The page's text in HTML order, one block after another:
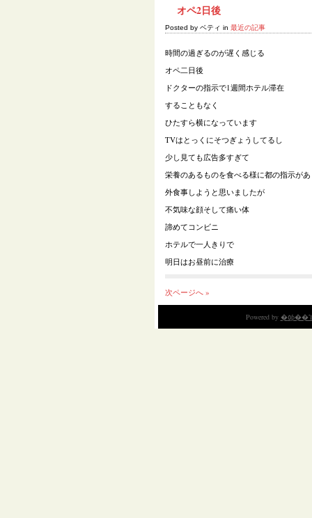
オペ2日後
Posted by ベティ in 最近の記事
時間の過ぎるのが遅く感じる
オペ二日後
ドクターの指示で1週間ホテル滞在
することもなく
ひたすら横になっています
TVはとっくにそつぎょうしてるし
少し見ても広告多すぎて
栄養のあるものを食べる様に都の指示が
外食事しようと思いましたが
不気味な顔そして痛い体
諦めてコンビニ
ホテルで一人きりで
明日はお昼前に治療
次ページへ »
Powered by